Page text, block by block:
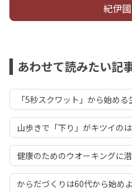
紀伊
あわせて読みたい記
「5秒スクワット」から始める
山歩きで「下り」がキツイの
健康のためのウオーキングに
からだづくりは60代から始め